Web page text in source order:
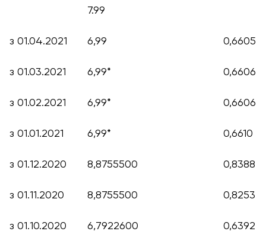
7.99
з 01.04.2021 6,99 0,6605
з 01.03.2021 6,99* 0,6606
з 01.02.2021 6,99* 0,6606
з 01.01.2021 6,99* 0,6610
з 01.12.2020 8,8755500 0,8388
з 01.11.2020 8,8755500 0,8253
з 01.10.2020 6,7922600 0,6392